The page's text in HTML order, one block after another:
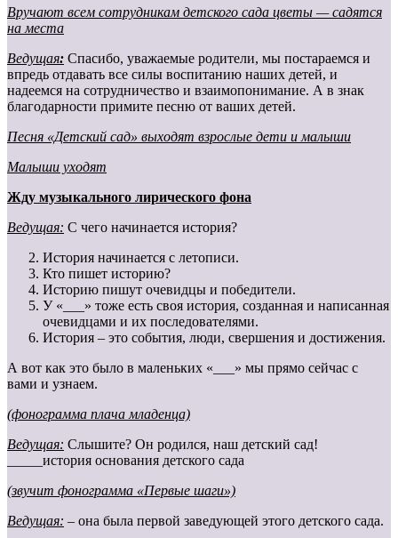
Вручают всем сотрудникам детского сада цветы — садятся
на места
Ведущая: Спасибо, уважаемые родители, мы постараемся и
впредь отдавать все силы воспитанию наших детей, и
надеемся на сотрудничество и взаимопонимание. А в знак
благодарности примите песню от ваших детей.
Песня «Детский сад» выходят взрослые дети и малыши
Малыши уходят
Жду музыкального лирического фона
Ведущая: С чего начинается история?
История начинается с летописи.
Кто пишет историю?
Историю пишут очевидцы и победители.
У «___» тоже есть своя история, созданная и написанная
очевидцами и их последователями.
История – это события, люди, свершения и достижения.
А вот как это было в маленьких «___» мы прямо сейчас с
вами и узнаем.
(фонограмма плача младенца)
Ведущая: Слышите? Он родился, наш детский сад!
_____история основания детского сада
(звучит фонограмма «Первые шаги»)
Ведущая: – она была первой заведующей этого детского сада.